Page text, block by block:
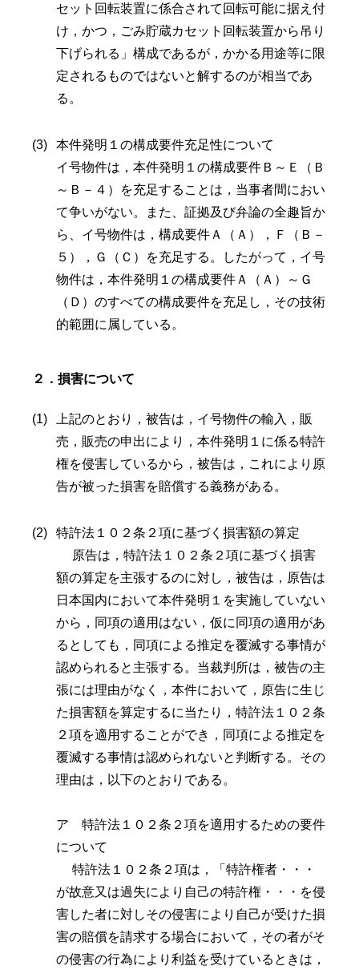
セット回転装置に係合されて回転可能に据え付
け，かつ，ごみ貯蔵カセット回転装置から吊り
下げられる」構成であるが，かかる用途等に限
定されるものではないと解するのが相当であ
る。
本件発明１の構成要件充足性について
イ号物件は，本件発明１の構成要件Ｂ～Ｅ（Ｂ
～Ｂ－４）を充足することは，当事者間におい
て争いがない。また、証拠及び弁論の全趣旨か
ら、イ号物件は，構成要件Ａ（Ａ），Ｆ（Ｂ－
５），Ｇ（Ｃ）を充足する。したがって，イ号
物件は，本件発明１の構成要件Ａ（Ａ）～Ｇ
（Ｄ）のすべての構成要件を充足し，その技術
的範囲に属している。
２．損害について
上記のとおり，被告は，イ号物件の輸入，販
売，販売の申出により，本件発明１に係る特許
権を侵害しているから，被告は，これにより原
告が被った損害を賠償する義務がある。
特許法１０２条２項に基づく損害額の算定
原告は，特許法１０２条２項に基づく損害
額の算定を主張するのに対し，被告は，原告は
日本国内において本件発明１を実施していない
から，同項の適用はない，仮に同項の適用があ
るとしても，同項による推定を覆滅する事情が
認められると主張する。当裁判所は，被告の主
張には理由がなく，本件において，原告に生じ
た損害額を算定するに当たり，特許法１０２条
２項を適用することができ，同項による推定を
覆滅する事情は認められないと判断する。その
理由は，以下のとおりである。
ア 特許法１０２条２項を適用するための要件
について
特許法１０２条２項は，「特許権者・・・
が故意又は過失により自己の特許権・・・を侵
害した者に対しその侵害により自己が受けた損
害の賠償を請求する場合において，その者がそ
の侵害の行為により利益を受けているときは，